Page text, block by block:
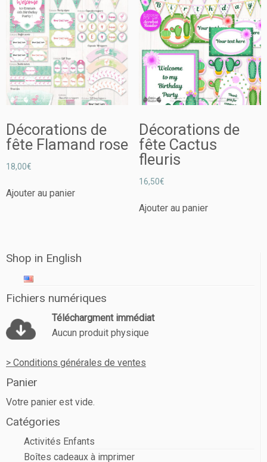
Décorations de
fête Flamand rose
18,00€
Ajouter au panier
Décorations de
fête Cactus
fleuris
16,50€
Ajouter au panier
Shop in English
Fichiers numériques
Téléchargment immédiat
Aucun produit physique
> Conditions générales de ventes
Panier
Votre panier est vide.
Catégories
Activités Enfants
Boîtes cadeaux à imprimer